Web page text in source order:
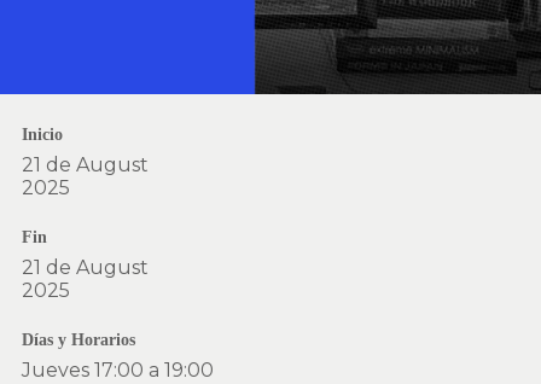
Inicio
21 de August
2025
Fin
21 de August
2025
Días y Horarios
Jueves 17:00 a 19:00